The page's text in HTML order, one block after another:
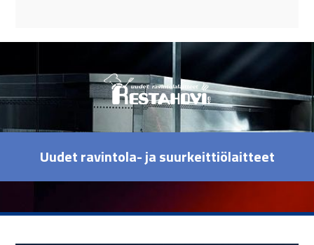
Uudet ravintola- ja suurkeittiölaitteet